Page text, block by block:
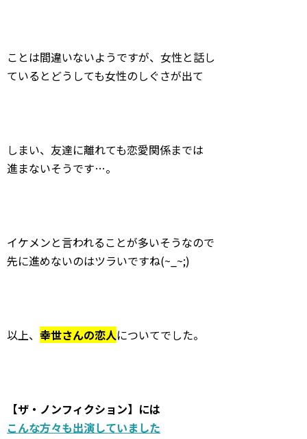
ことは間違いないようですが、女性と話し
ているとどうしても女性のしぐさが出て
しまい、友達に離れても恋愛関係までは
進まないそうです…。
イケメンと言われることが多いそうなので
先に進めないのはツラいですね(~_~;)
以上、 幸世さんの恋人についてでした。
【ザ・ノンフィクション】には
こんな方々も出演していました